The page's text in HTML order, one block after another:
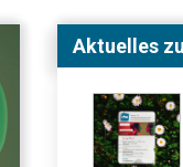
Aktuelles